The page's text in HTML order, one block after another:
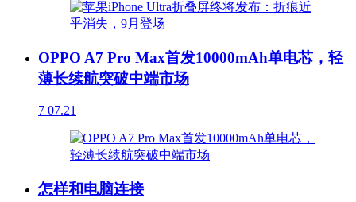
OPPO A7 Pro Max首发10000mAh单电芯，轻
薄长续航突破中端市场
7 07.21
怎样和电脑连接